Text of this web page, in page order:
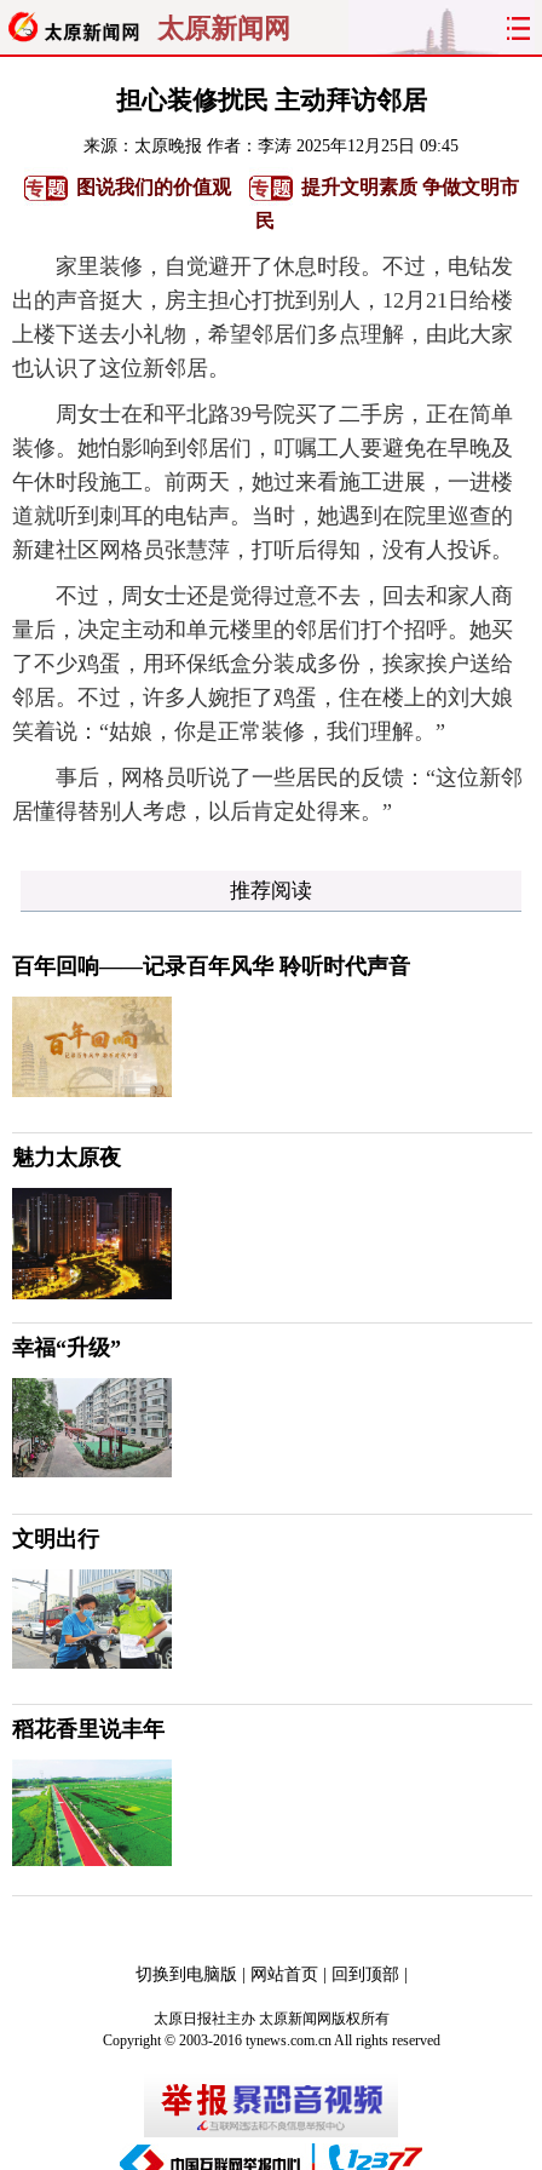
太原新闻网
聚焦 太原
经济 关注 文明 出行
旅游 理财 政务 教育
看天下 晋月读 最太原 网罗民生
担心装修扰民 主动拜访邻居
来源： 太原晚报 作者：李涛 2025年12月25日 09:45
图说我们的价值观
提升文明素质 争做文明市
民
家里装修，自觉避开了休息时段。不过，电钻发
出的声音挺大，房主担心打扰到别人，12月21日给楼
上楼下送去小礼物，希望邻居们多点理解，由此大家
也认识了这位新邻居。
周女士在和平北路39号院买了二手房，正在简单
装修。她怕影响到邻居们，叮嘱工人要避免在早晚及
午休时段施工。前两天，她过来看施工进展，一进楼
道就听到刺耳的电钻声。当时，她遇到在院里巡查的
新建社区网格员张慧萍，打听后得知，没有人投诉。
不过，周女士还是觉得过意不去，回去和家人商
量后，决定主动和单元楼里的邻居们打个招呼。她买
了不少鸡蛋，用环保纸盒分装成多份，挨家挨户送给
邻居。不过，许多人婉拒了鸡蛋，住在楼上的刘大娘
笑着说：“姑娘，你是正常装修，我们理解。”
事后，网格员听说了一些居民的反馈：“这位新邻
居懂得替别人考虑，以后肯定处得来。”
推荐阅读
百年回响——记录百年风华 聆听时代声音
魅力太原夜
幸福“升级”
文明出行
稻花香里说丰年
切换到电脑版 | 网站首页| 回到顶部|
太原日报社主办 太原新闻网版权所有
Copyright © 2003-2016 tynews.com.cn All rights reserved